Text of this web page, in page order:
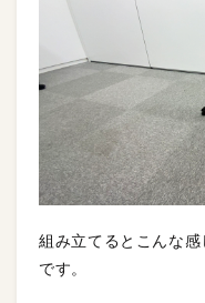
組み立てるとこんな
です。